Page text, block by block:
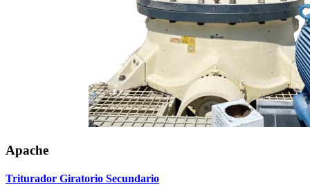
Apache
Triturador Giratorio Secundario